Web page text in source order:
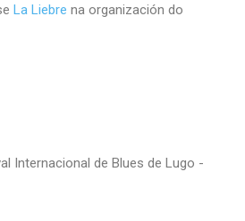
La Liebre na organización do
Internacional de Blues de Lugo -